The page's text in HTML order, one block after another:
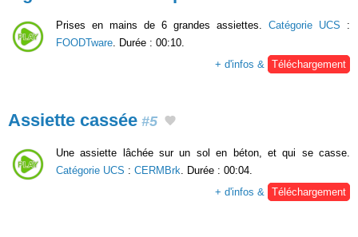
Prises en mains de 6 grandes assiettes. Catégorie UCS :
FOODTware. Durée : 00:10.
+ d'infos & Téléchargement
Assiette cassée #5
Une assiette lâchée sur un sol en béton, et qui se casse.
Catégorie UCS : CERMBrk . Durée : 00:04.
+ d'infos &
Téléchargement